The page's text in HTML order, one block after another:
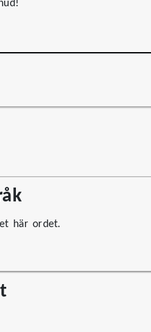
här ordet.